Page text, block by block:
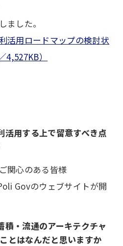
した。
活用ロードマップの検討状
4,527KB）
活用する上で留意すべき点
関心のある皆様
Govのウェブサイトが開
積・流通のアーキテクチャ
とはなんだと思いますか